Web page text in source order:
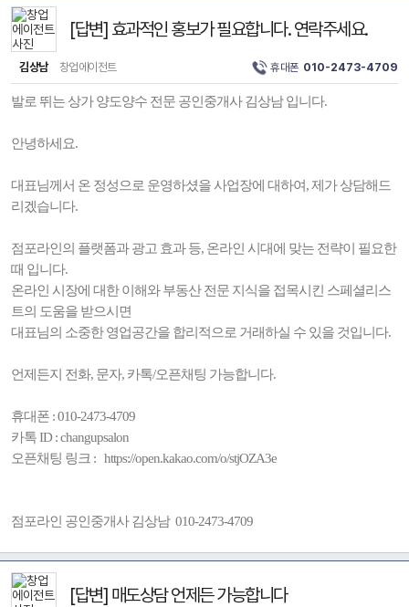
[답변] 효과적인 홍보가 필요합니다. 연락주세요.
김상남 창업에이전트 휴대폰 010-2473-4709
발로 뛰는 상가 양도양수 전문 공인중개사 김상남 입니다.
안녕하세요.
대표님께서 온 정성으로 운영하셨을 사업장에 대하여, 제가 상담해드
리겠습니다.
점포라인의 플랫폼과 광고 효과 등, 온라인 시대에 맞는 전략이 필요한
때 입니다.
온라인 시장에 대한 이해와 부동산 전문 지식을 접목시킨 스페셜리스
트의 도움을 받으시면
대표님의 소중한 영업공간을 합리적으로 거래하실 수 있을 것입니다.
언제든지 전화, 문자, 카톡/오픈채팅 가능합니다.
휴대폰 : 010-2473-4709
카톡 ID : changupsalon
오픈채팅 링크 : https://open.kakao.com/o/stjOZA3e
점포라인 공인중개사 김상남 010-2473-4709
[답변] 매도상담 언제든 가능합니다